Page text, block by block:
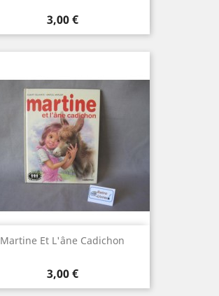
Prix
3,00 €
Martine Et L'âne Cadichon
Prix
3,00 €